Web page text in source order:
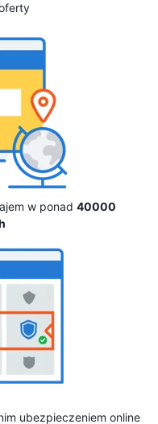
w ponad 40000
ubezpieczeniem online